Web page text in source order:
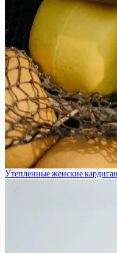
Утепленные женские